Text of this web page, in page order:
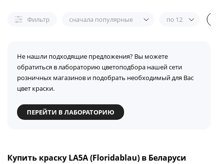
Фильтр сначала популярные по 12
Не нашли подходящие предложения? Вы можете
обратиться в лабораторию цветоподбора нашей сети
розничных магазинов и подобрать необходимый для Вас
цвет краски.
ПЕРЕЙТИ В ЛАБОРАТОРИЮ
Купить краску LA5A (Floridablau) в Беларуси